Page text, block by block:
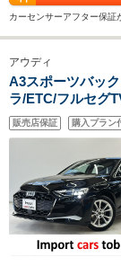
カーセンサーアフター保証
アウディ
A3スポーツバッ
ラ/ETC/フルセグ
ト/アクティブク
ー/パドルシフト/
販売店保証 購入プラン